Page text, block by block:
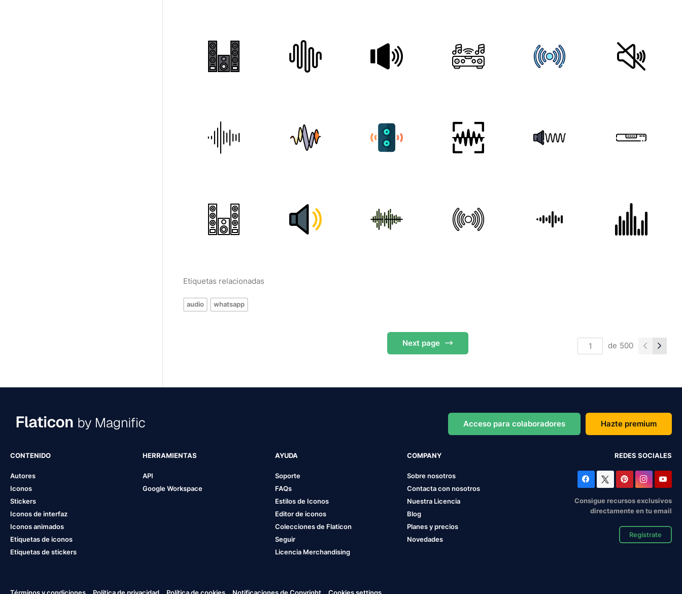
Etiquetas relacionadas
audio whatsapp
Next page de 500
Acceso para colaboradores Hazte premium
CONTENIDO
Autores
Iconos
Stickers
Iconos de interfaz
Iconos animados
Etiquetas de iconos
Etiquetas de stickers
HERRAMIENTAS
API
Google Workspace
AYUDA
Soporte
FAQs
Estilos de Iconos
Editor de iconos
Colecciones de Flaticon
Seguir
Licencia Merchandising
COMPANY
Sobre nosotros
Contacta con nosotros
Nuestra Licencia
Blog
Planes y precios
Novedades
REDES SOCIALES
Consigue recursos exclusivos
directamente en tu email
Regístrate